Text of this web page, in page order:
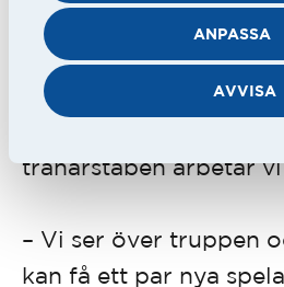
ANPASSA
AVVISA
Silvandersson
assisterande tränare
Lindgren fortsätter som
tränarstaben arbetar
– Vi ser över truppen
kan få ett par nya